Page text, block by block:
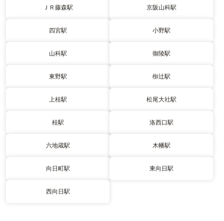
ＪＲ藤森駅 京阪山科駅
四宮駅 小野駅
山科駅 御陵駅
東野駅 椥辻駅
上桂駅 松尾大社駅
桂駅 洛西口駅
六地蔵駅 木幡駅
向日町駅 東向日駅
西向日駅